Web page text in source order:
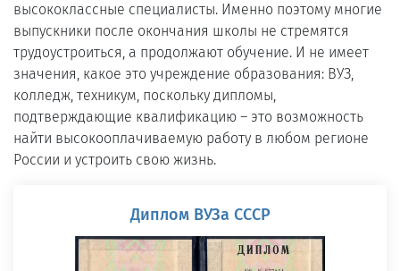
высококлассные специалисты. Именно поэтому многие
выпускники после окончания школы не стремятся
трудоустроиться, а продолжают обучение. И не имеет
значения, какое это учреждение образования: ВУЗ,
колледж, техникум, поскольку дипломы,
подтверждающие квалификацию – это возможность
найти высокооплачиваемую работу в любом регионе
России и устроить свою жизнь.
Диплом ВУЗа СССР